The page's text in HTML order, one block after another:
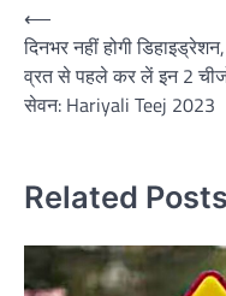
Post
navigation
⟵
दिनभर नहीं होगी
व्रत से पहले कर लें इन 2
सेवन: Hariyali Teej 2023
Related Posts